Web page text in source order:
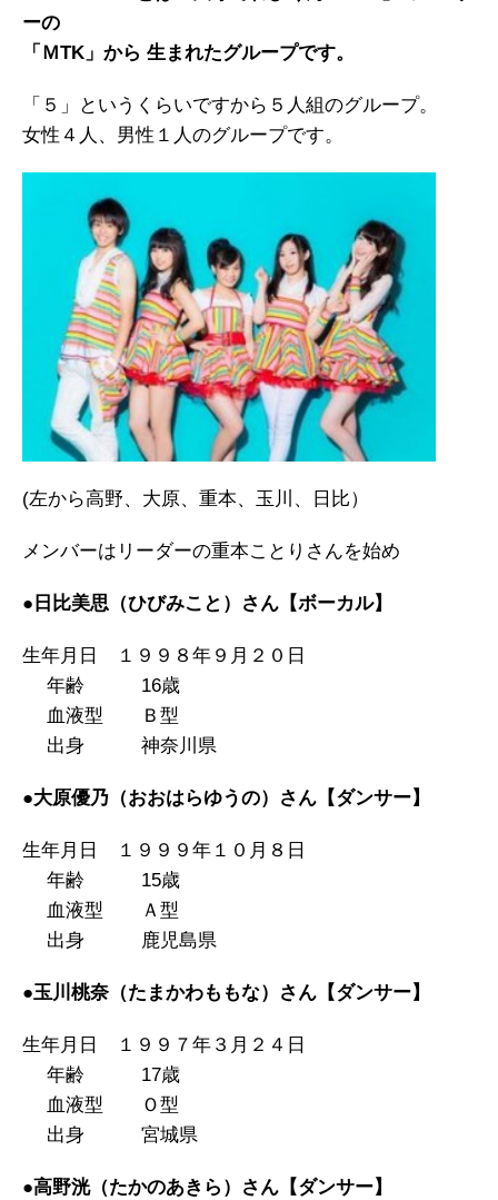
ーの
「ＭTK」から 生まれたグループです。
「５」というくらいですから５人組のグループ。
女性４人、男性１人のグループです。
(左から高野、大原、重本、玉川、日比）
メンバーはリーダーの重本ことりさんを始め
●日比美思（ひびみこと）さん【ボーカル】
生年月日 １９９８年９月２０日
年齢 16歳
血液型 Ｂ型
出身 神奈川県
●大原優乃（おおはらゆうの）さん【ダンサー】
生年月日 １９９９年１０月８日
年齢 15歳
血液型 Ａ型
出身 鹿児島県
●玉川桃奈（たまかわももな）さん【ダンサー】
生年月日 １９９７年３月２４日
年齢 17歳
血液型 Ｏ型
出身 宮城県
●高野洸（たかのあきら）さん【ダンサー】